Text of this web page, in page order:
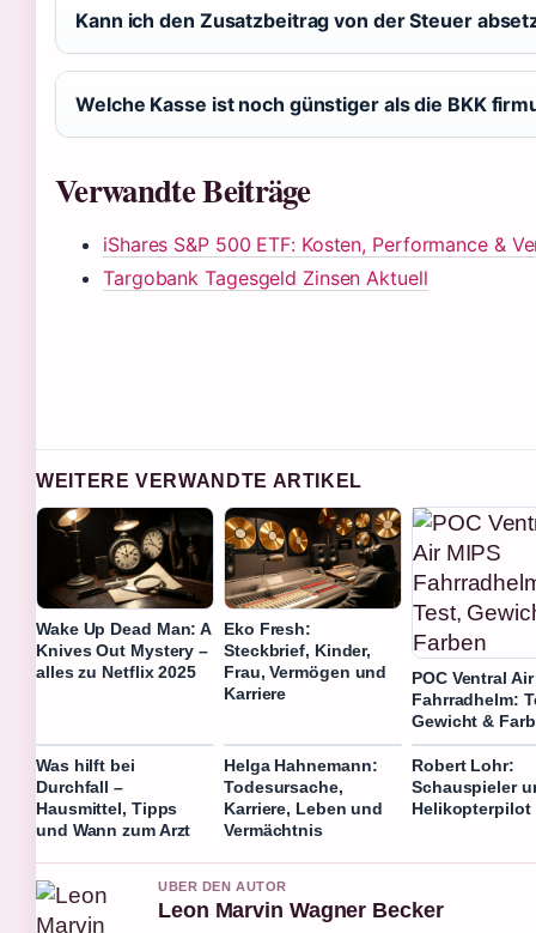
Kann ich den Zusatzbeitrag von der Steuer
Welche Kasse ist noch günstiger als die BKK
Verwandte Beiträge
iShares S&P 500 ETF: Kosten, Performance &
Targobank Tagesgeld Zinsen Aktuell
WEITERE VERWANDTE ARTIKEL
Wake Up Dead Man: A
Knives Out Mystery –
alles zu Netflix 2025
Eko Fresh:
Steckbrief, Kinder,
Frau, Vermögen und
Karriere
POC Ventral
Fahrradhelm:
Gewicht &
Was hilft bei
Durchfall –
Hausmittel, Tipps
und Wann zum Arzt
Helga Hahnemann:
Todesursache,
Karriere, Leben und
Vermächtnis
Robert Lohr:
Schauspieler
Helikopterpilot
UBER DEN AUTOR
Leon Marvin Wagner Becker